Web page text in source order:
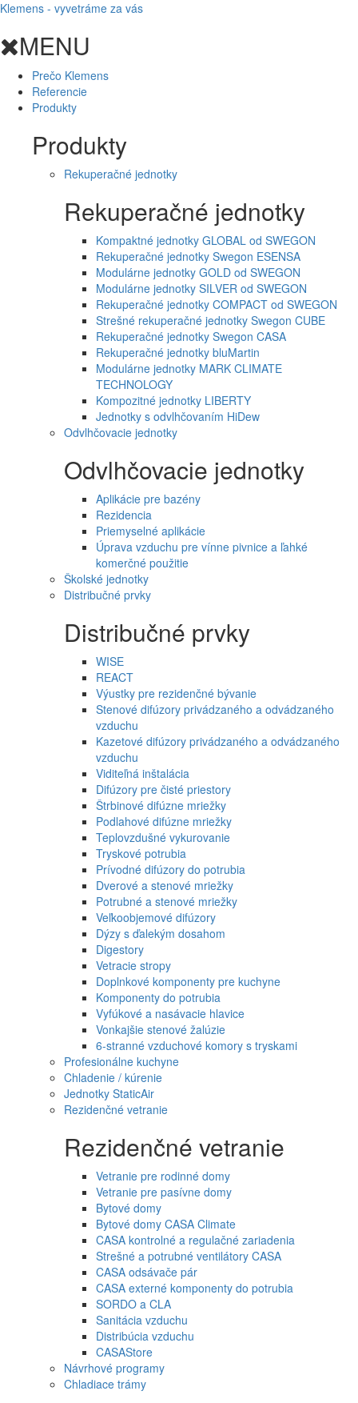
Klemens - vyvetráme za vás
MENU
Prečo Klemens
Referencie
Produkty
Produkty
Rekuperačné jednotky
Rekuperačné jednotky
Kompaktné jednotky GLOBAL od SWEGON
Rekuperačné jednotky Swegon ESENSA
Modulárne jednotky GOLD od SWEGON
Modulárne jednotky SILVER od SWEGON
Rekuperačné jednotky COMPACT od SWEGON
Strešné rekuperačné jednotky Swegon CUBE
Rekuperačné jednotky Swegon CASA
Rekuperačné jednotky bluMartin
Modulárne jednotky MARK CLIMATE
TECHNOLOGY
Kompozitné jednotky LIBERTY
Jednotky s odvlhčovaním HiDew
Odvlhčovacie jednotky
Odvlhčovacie jednotky
Aplikácie pre bazény
Rezidencia
Priemyselné aplikácie
Úprava vzduchu pre vínne pivnice a ľahké
komerčné použitie
Školské jednotky
Distribučné prvky
Distribučné prvky
WISE
REACT
Výustky pre rezidenčné bývanie
Stenové difúzory privádzaného a odvádzaného
vzduchu
Kazetové difúzory privádzaného a odvádzaného
vzduchu
Viditeľná inštalácia
Difúzory pre čisté priestory
Štrbinové difúzne mriežky
Podlahové difúzne mriežky
Teplovzdušné vykurovanie
Tryskové potrubia
Prívodné difúzory do potrubia
Dverové a stenové mriežky
Potrubné a stenové mriežky
Veľkoobjemové difúzory
Dýzy s ďalekým dosahom
Digestory
Vetracie stropy
Doplnkové komponenty pre kuchyne
Komponenty do potrubia
Vyfúkové a nasávacie hlavice
Vonkajšie stenové žalúzie
6-stranné vzduchové komory s tryskami
Profesionálne kuchyne
Chladenie / kúrenie
Jednotky StaticAir
Rezidenčné vetranie
Rezidenčné vetranie
Vetranie pre rodinné domy
Vetranie pre pasívne domy
Bytové domy
Bytové domy CASA Climate
CASA kontrolné a regulačné zariadenia
Strešné a potrubné ventilátory CASA
CASA odsávače pár
CASA externé komponenty do potrubia
SORDO a CLA
Sanitácia vzduchu
Distribúcia vzduchu
CASAStore
Návrhové programy
Chladiace trámy